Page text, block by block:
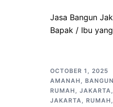
Jasa Bangun
Bapak / Ibu
OCTOBER 1, 2025
AMANAH ,
RUMAH , JAKARTA,
JAKARTA, RUMAH ,